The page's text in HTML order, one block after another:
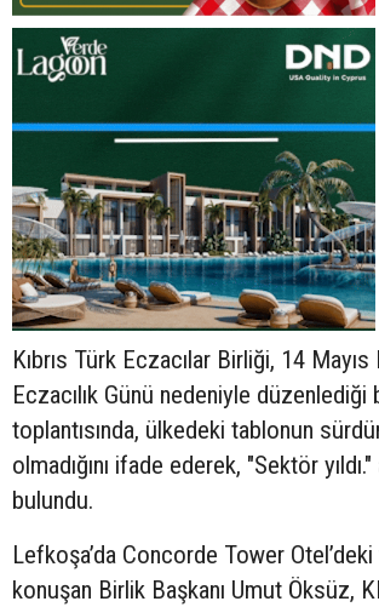
Kıbrıs Türk Eczacılar Birliği, 14
Eczacılık Günü nedeniyle düzenlediği
toplantısında, ülkedeki tablonun
olmadığını ifade ederek, "Sektör yıldı."
bulundu.
Lefkoşa’da Concorde Tower Otel’deki
konuşan Birlik Başkanı Umut Öksüz,